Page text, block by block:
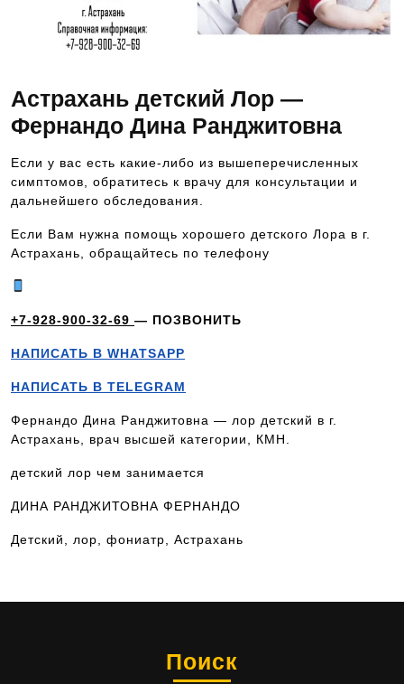
Астрахань детский Лор —
Фернандо Дина Ранджитовна
Если у вас есть какие-либо из вышеперечисленных
симптомов, обратитесь к врачу для консультации и
дальнейшего обследования.
Если Вам нужна помощь хорошего детского Лора в г.
Астрахань, обращайтесь по телефону
+7-928-900-32-69 — ПОЗВОНИТЬ
НАПИСАТЬ В WHATSAPP
НАПИСАТЬ В TELEGRAM
Фернандо Дина Ранджитовна — лор детский в г.
Астрахань, врач высшей категории, КМН.
детский лор чем занимается
ДИНА РАНДЖИТОВНА ФЕРНАНДО
Детский, лор, фониатр, Астрахань
Поиск